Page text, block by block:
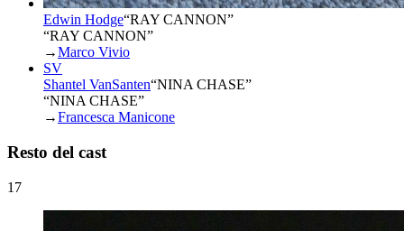
Edwin Hodge“RAY CANNON”
“RAY CANNON”
→Marco Vivio
SV
Shantel VanSanten“NINA CHASE”
“NINA CHASE”
→Francesca Manicone
Resto del cast
17